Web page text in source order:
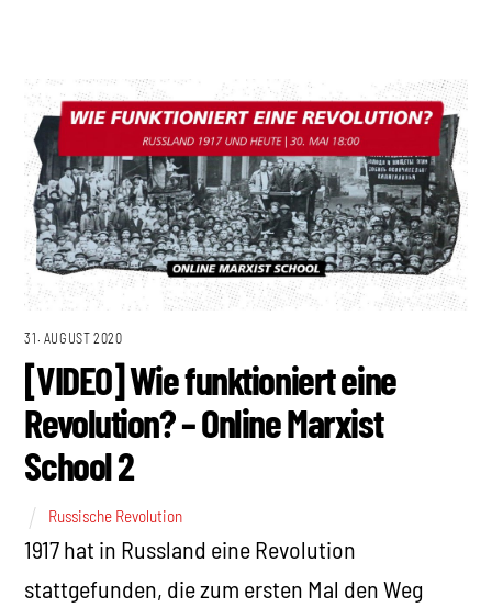
31. AUGUST 2020
[VIDEO] Wie funktioniert eine
Revolution? – Online Marxist
School 2
Russische Revolution
1917 hat in Russland eine Revolution
stattgefunden, die zum ersten Mal den Weg